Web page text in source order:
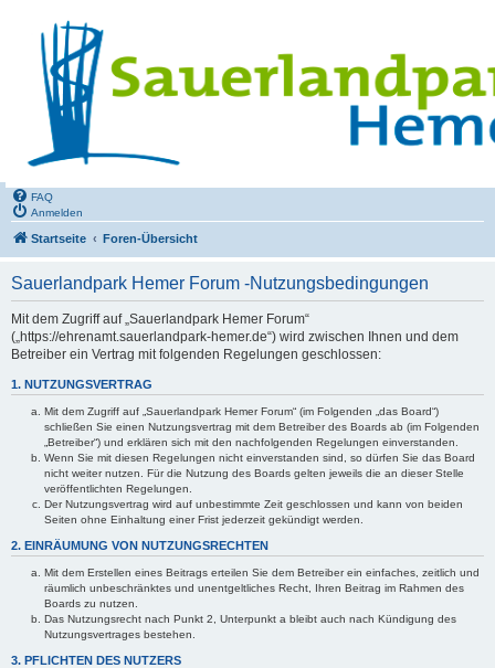
FAQ
Anmelden
Startseite Foren-Übersicht
Sauerlandpark Hemer Forum -Nutzungsbedingungen
Mit dem Zugriff auf „Sauerlandpark Hemer Forum“
(„https://ehrenamt.sauerlandpark-hemer.de“) wird zwischen Ihnen und dem
Betreiber ein Vertrag mit folgenden Regelungen geschlossen:
1. NUTZUNGSVERTRAG
Mit dem Zugriff auf „Sauerlandpark Hemer Forum“ (im Folgenden „das Board“)
schließen Sie einen Nutzungsvertrag mit dem Betreiber des Boards ab (im Folgenden
„Betreiber“) und erklären sich mit den nachfolgenden Regelungen einverstanden.
Wenn Sie mit diesen Regelungen nicht einverstanden sind, so dürfen Sie das Board
nicht weiter nutzen. Für die Nutzung des Boards gelten jeweils die an dieser Stelle
veröffentlichten Regelungen.
Der Nutzungsvertrag wird auf unbestimmte Zeit geschlossen und kann von beiden
Seiten ohne Einhaltung einer Frist jederzeit gekündigt werden.
2. EINRÄUMUNG VON NUTZUNGSRECHTEN
Mit dem Erstellen eines Beitrags erteilen Sie dem Betreiber ein einfaches, zeitlich und
räumlich unbeschränktes und unentgeltliches Recht, Ihren Beitrag im Rahmen des
Boards zu nutzen.
Das Nutzungsrecht nach Punkt 2, Unterpunkt a bleibt auch nach Kündigung des
Nutzungsvertrages bestehen.
3. PFLICHTEN DES NUTZERS